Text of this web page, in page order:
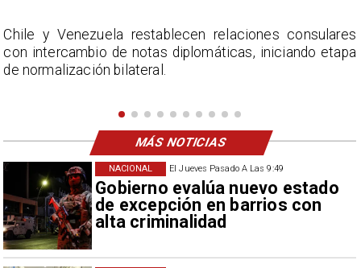
El Jueves Pasado A Las 9:49
Gobierno evalúa nuevo estado
de excepción en barrios con
alta criminalidad
NACIONAL
La Confederación Nacional de Ferias Libres (ASOF)
considera inaceptable que se refieran a Fabiola
Campillai como 'señora de feria', expresión utilizada
MÁS NOTICIAS